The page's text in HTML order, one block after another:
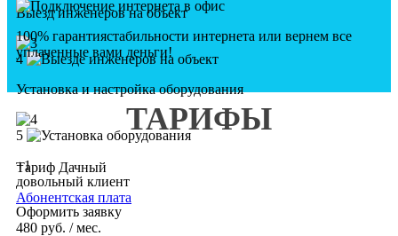
Выезд инженеров на объект
4
Установка и настройка оборудования
5
+1
довольный клиент
Оформить заявку
100% гарантиястабильности интернета или вернем все
уплаченные вами деньги!
ТАРИФЫ
Тариф Дачный
Абонентская плата
480 руб. / мес.